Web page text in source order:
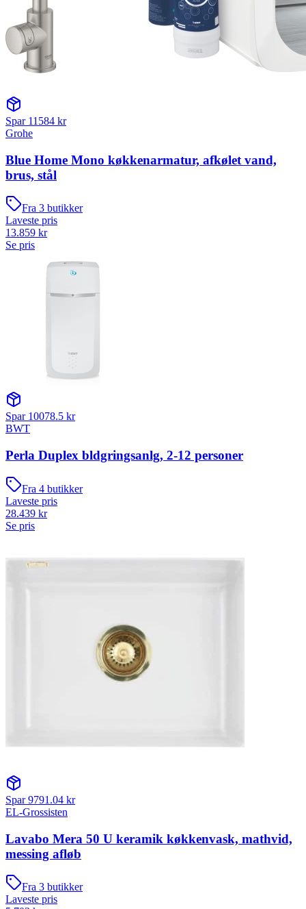
Spar 11584 kr
Grohe
Blue Home Mono køkkenarmatur, afkølet vand,
brus, stål
Fra 3 butikker
Laveste pris
13.859 kr
Se pris
Spar 10078.5 kr
BWT
Perla Duplex bldgringsanlg, 2-12 personer
Fra 4 butikker
Laveste pris
28.439 kr
Se pris
Spar9791.04 kr
EL-Grossisten
Lavabo Mera 50 U keramik køkkenvask, mathvid,
messing afløb
Fra 3 butikker
Laveste pris